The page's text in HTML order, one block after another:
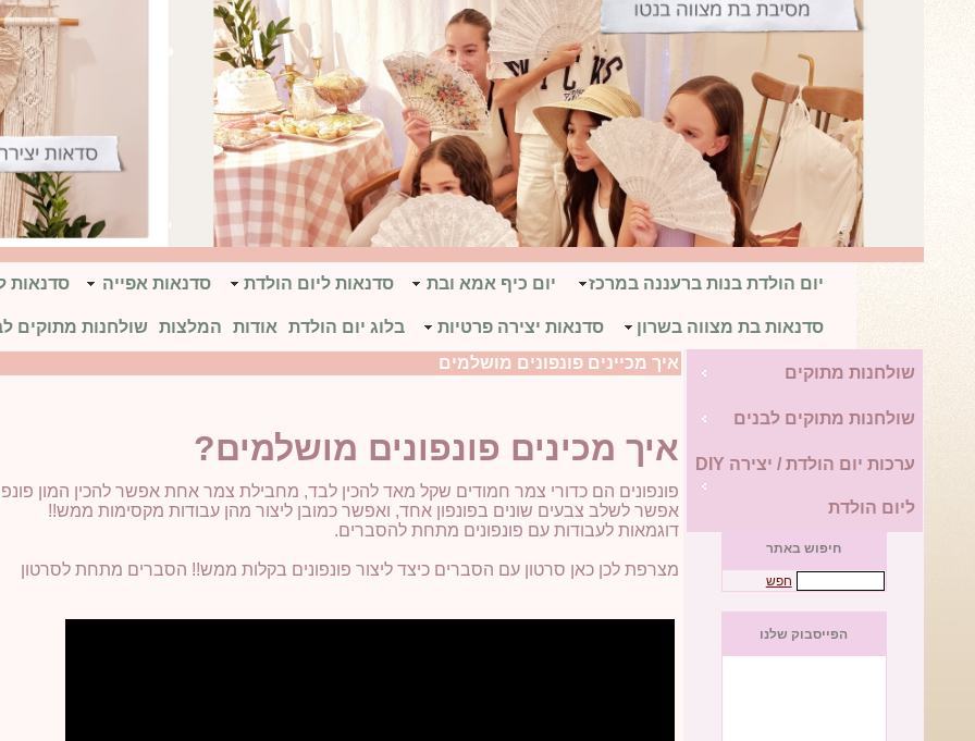
יום הולדת בנות ברעננה במרכז יום כיף אמא ובת סדנאות ליום הולדת סדנאות אפייה סדנאות
סדנאות בת מצווה בשרון סדנאות יצירה פרטיות בלוג יום הולדת אודות המלצות שולחנות מתוקים
שולחנות מתוקים
שולחנות מתוקים לבנים
ערכות יום הולדת / יצירה DIY
ליום הולדת
חיפוש באתר
חפש
הפייסבוק שלנו
איך מכיינים פונפונים מושלמים
איך מכינים פונפונים מושלמים?
פונפונים הם כדורי צמר חמודים שקל מאד להכין לבד, מחבילת צמר אחת אפשר להכין המון
אפשר לשלב צבעים שונים בפונפון אחד, ואפשר כמובן ליצור מהן עבודות מקסימות ממש!!
דוגמאות לעבודות עם פונפונים מתחת להסברים.
מצרפת לכן כאן סרטון עם הסברים כיצד ליצור פונפונים בקלות ממש!! הסברים מתחת לסרטון